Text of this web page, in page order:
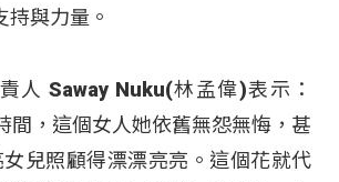
持與力量。
人 Saway Nuku(林孟偉)表示：
間，這個女人她依舊無怨無悔，甚
兒照顧得漂漂亮亮。這個花就代